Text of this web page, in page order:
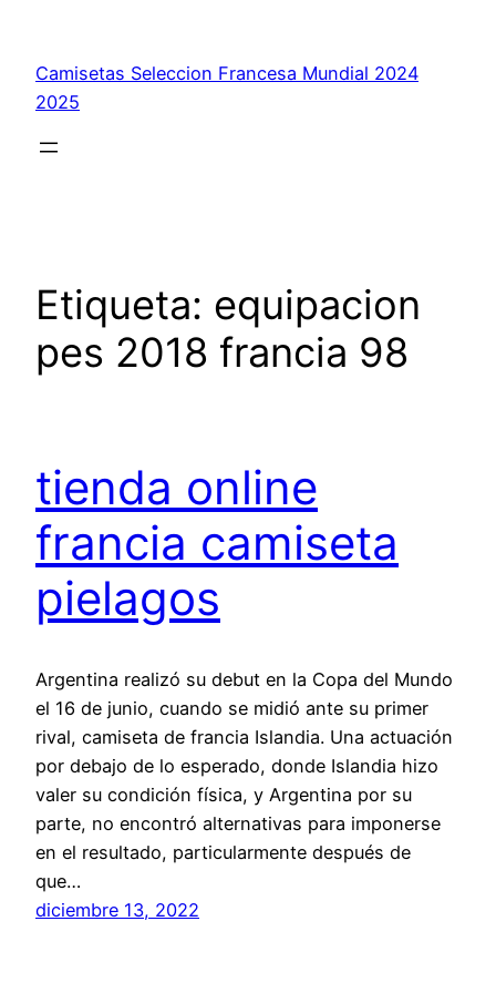
contenido
Camisetas Seleccion Francesa Mundial 2024
2025
Etiqueta: equipacion
pes 2018 francia 98
tienda online
francia camiseta
pielagos
Argentina realizó su debut en la Copa del Mundo
el 16 de junio, cuando se midió ante su primer
rival, camiseta de francia Islandia. Una actuación
por debajo de lo esperado, donde Islandia hizo
valer su condición física, y Argentina por su
parte, no encontró alternativas para imponerse
en el resultado, particularmente después de
que…
diciembre 13, 2022